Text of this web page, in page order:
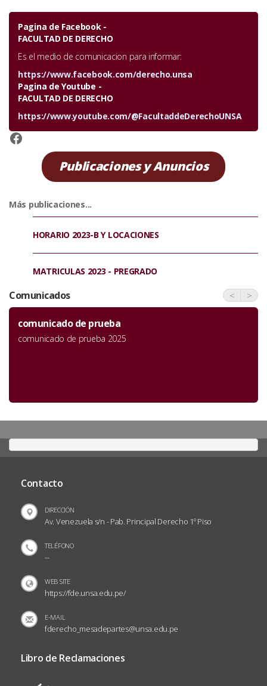
Pagina de Facebook -
FACULTAD DE DERECHO
Es el medio de comunicacion para informar:
https://www.facebook.com/derecho.unsa
Pagina de Youtube -
FACULTAD DE DERECHO
https://www.youtube.com/@FacultaddeDerechoUNSA
https://www.facebook.com/derecho.unsa
Publicaciones y Anuncios
Más publicaciones...
HORARIO 2023-B Y LOCACIONES
MATRICULAS 2023 - PREGRADO
Comunicados < >
comunicado de prueba
comunicado de prueba 2025
Contacto
DIRECCIÓN
Av. Venezuela s/n - Pab. Principal Derecho 1º Piso
TELÉFONO
--
WEB SITE
https://fde.unsa.edu.pe/
E-MAIL
fderecho_mesadepartes@unsa.edu.pe
Libro de Reclamaciones